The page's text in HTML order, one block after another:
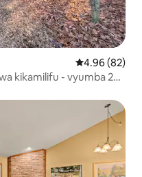
Ukadiriaji wa
4.96 (82)
kikamilifu - vyumba 2